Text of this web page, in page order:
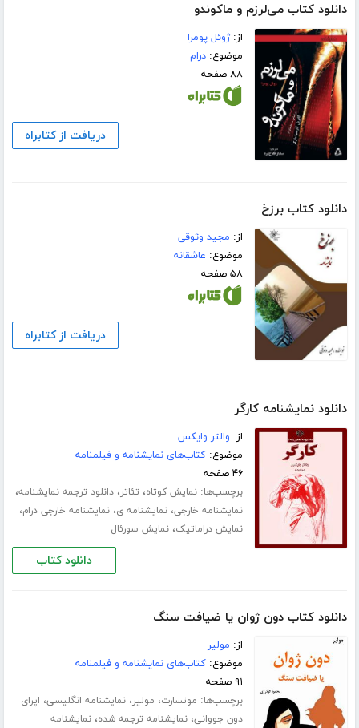
دانلود کتاب می‌لرزم و ماکوندو
از:ژوئل پومرا
موضوع:درام
۸۸ صفحه
دریافت از کتابراه
دانلود کتاب برزخ
از: مجید وثوقی
موضوع: عاشقانه
۵۸ صفحه
دریافت از کتابراه
دانلود نمایشنامه کارگر
از: والتر وایکس
موضوع:کتاب‌های نمایشنامه و فیلمنامه
۴۶ صفحه
برچسب‌ها:نمایش کوتاه، تئاتر،دانلود ترجمه نمایشنامه،
نمایشنامه خارجی،نمایشنامه ی،نمایشنامه خارجی درام،
نمایش دراماتیک،نمایش سورئال
دانلود کتاب
دانلود کتاب دون ژوان یا ضیافت سنگ
از: مولیر
موضوع:کتاب‌های نمایشنامه و فیلمنامه
۹۱ صفحه
برچسب‌ها: موتسارت، مولیر،نمایشنامه انگلیسی، اپرای
دون جووانی،نمایشنامه ترجمه شده،نمایشنامه